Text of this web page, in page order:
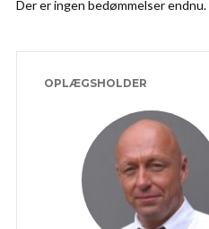
Der er ingen bedømmelser
OPLÆGSHOLDER